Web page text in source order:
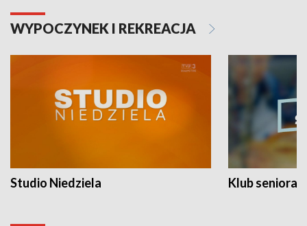
WYPOCZYNEK I REKREACJA
Studio Niedziela Klub seniora